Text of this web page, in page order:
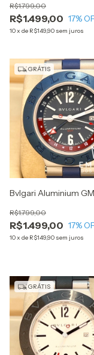
R$1.499,00
R$1.799,00
17%
10x de R$149,90 sem juros
GRÁTIS
Bvlgari Aluminium
R$1.499,00
R$1.799,00
17%
10x de R$149,90 sem juros
GRÁTIS